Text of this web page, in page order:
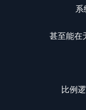
系
甚至能在
比例